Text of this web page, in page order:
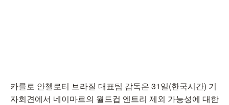
카를로 안첼로티 브라질 대표팀 감독은 31일(한국시간) 기
자회견에서 네이마르의 월드컵 엔트리 제외 가능성에 대한